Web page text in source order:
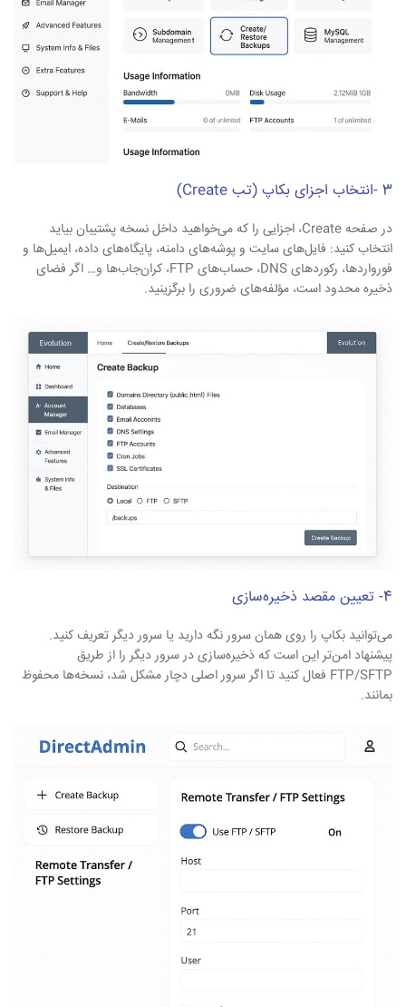
3 -انتخاب اجزای بکاپ (تب Create)
در صفحه Create، اجزایی را که می‌خواهید داخل نسخه پشتیبان بیاید
انتخاب کنید: فایل‌های سایت و پوشه‌های دامنه، پایگاه‌های داده، ایمیل‌ها و
فورواردها، رکوردهای DNS، حساب‌های FTP، کران‌جاب‌ها و… اگر فضای
ذخیره محدود است، مؤلفه‌های ضروری را برگزینید.
4- تعیین مقصد ذخیره‌سازی
می‌توانید بکاپ را روی همان سرور نگه دارید یا سرور دیگر تعریف کنید.
پیشنهاد امن‌تر این است که ذخیره‌سازی در سرور دیگر را از طریق
FTP/SFTP فعال کنید تا اگر سرور اصلی دچار مشکل شد، نسخه‌ها محفوظ
بمانند.